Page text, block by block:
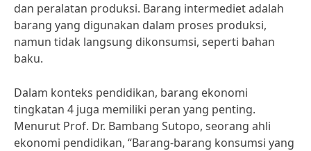
dan peralatan produksi. Barang intermediet adalah
barang yang digunakan dalam proses produksi,
namun tidak langsung dikonsumsi, seperti bahan
baku.
Dalam konteks pendidikan, barang ekonomi
tingkatan 4 juga memiliki peran yang penting.
Menurut Prof. Dr. Bambang Sutopo, seorang ahli
ekonomi pendidikan, “Barang-barang konsumsi yang